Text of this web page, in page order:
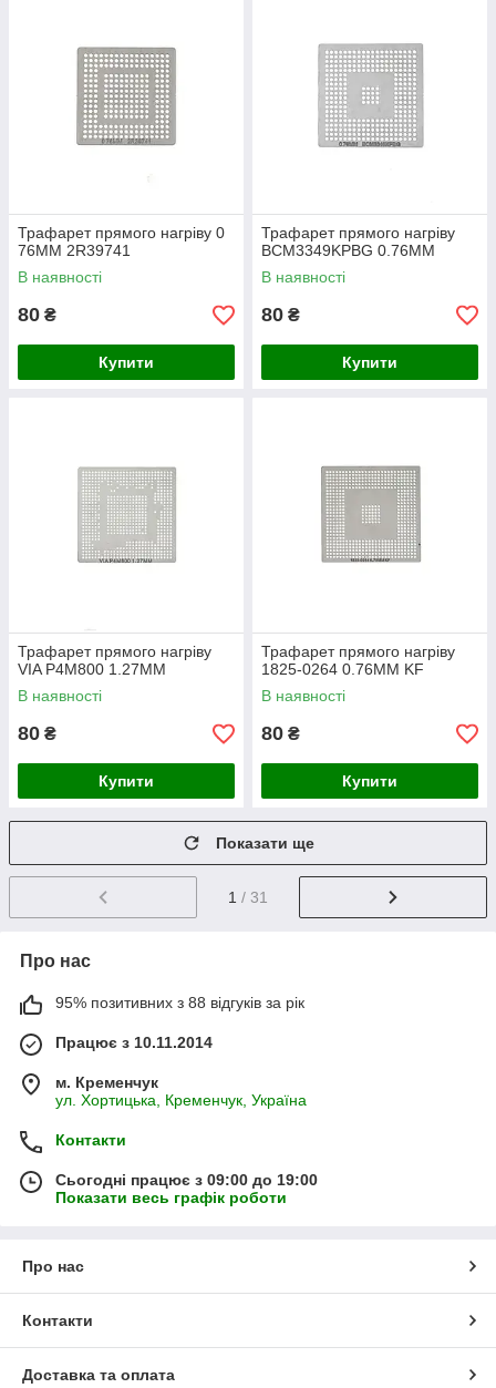
Трафарет прямого нагріву 0
76MM 2R39741
В наявності
80 ₴
Купити
Трафарет прямого нагріву
BCM3349KPBG 0.76MM
В наявності
80 ₴
Купити
Трафарет прямого нагріву
VIA P4M800 1.27MM
В наявності
80 ₴
Купити
Трафарет прямого нагріву
1825-0264 0.76MM KF
В наявності
80 ₴
Купити
Показати ще
1 / 31
Про нас
95% позитивних з 88 відгуків за рік
Працює з 10.11.2014
м. Кременчук
ул. Хортицька, Кременчук, Україна
Контакти
Сьогодні працює з 09:00 до 19:00
Показати весь графік роботи
Про нас
Контакти
Доставка та оплата